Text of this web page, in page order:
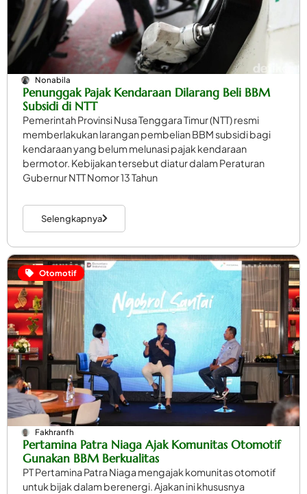
Nonabila
Penunggak Pajak Kendaraan Dilarang Beli BBM
Subsidi di NTT
Pemerintah Provinsi Nusa Tenggara Timur (NTT) resmi
memberlakukan larangan pembelian BBM subsidi bagi
kendaraan yang belum melunasi pajak kendaraan
bermotor. Kebijakan tersebut diatur dalam Peraturan
Gubernur NTT Nomor 13 Tahun
Selengkapnya
Otomotif
Fakhranfh
Pertamina Patra Niaga Ajak Komunitas Otomotif
Gunakan BBM Berkualitas
PT Pertamina Patra Niaga mengajak komunitas otomotif
untuk bijak dalam berenergi. Ajakan ini khususnya